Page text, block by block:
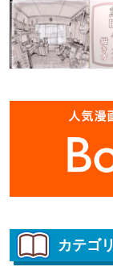
カテゴリ